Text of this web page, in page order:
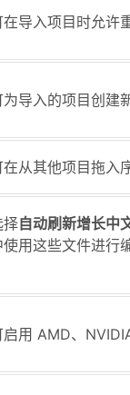
导入项目时允许
导入的项目创建
从其他项目拖入
择自动刷新增长中
用这些文件进行
用 AMD、